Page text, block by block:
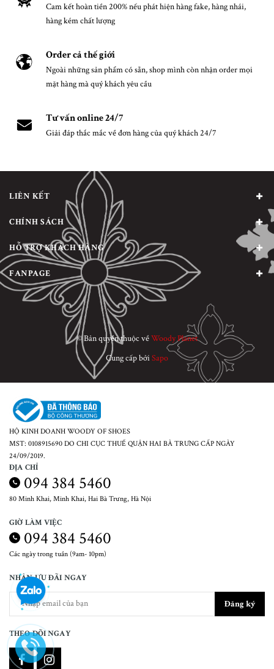
Cam kết hoàn tiền 200% nếu phát hiện hàng fake, hàng nhái,
hàng kém chất lượng
Order cả thế giới
Ngoài những sản phẩm có sẵn, shop mình còn nhận order mọi
mặt hàng mà quý khách yêu cầu
Tư vấn online 24/7
Giải đáp thắc mắc về đơn hàng của quý khách 24/7
LIÊN KẾT
CHÍNH SÁCH
HỖ TRỢ KHÁCH HÀNG
FANPAGE
© Bản quyền thuộc vềWoody Planet
Cung cấp bởiSapo
HỘ KINH DOANH WOODY OF SHOES
MST: 0108915690 DO CHI CỤC THUẾ QUẬN HAI BÀ TRƯNG CẤP NGÀY
24/09/2019.
ĐỊA CHỈ
094 384 5460
80 Minh Khai, Minh Khai, Hai Bà Trưng, Hà Nội
GIỜ LÀM VIỆC
094 384 5460
Các ngày trong tuần (9am- 10pm)
NHẬN ƯU ĐÃI NGAY
Đăng ký
THEO DÕI NGAY